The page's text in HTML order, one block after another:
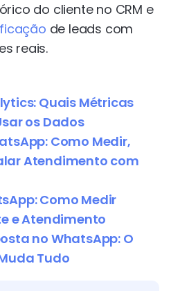
do cliente no CRM e
de leads com
reais.
Quais Métricas
os Dados
Como Medir,
Atendimento com
Como Medir
e Atendimento
no WhatsApp: O
Tudo